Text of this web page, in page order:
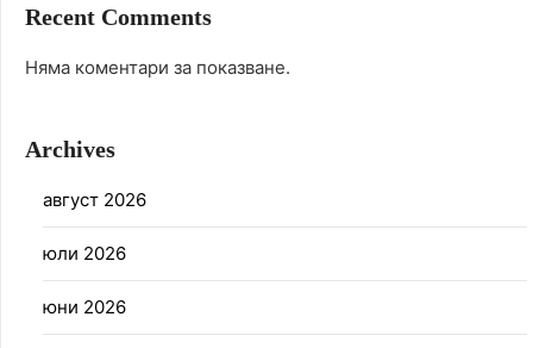
Recent Comments
Няма коментари за показване.
Archives
август 2026
юли 2026
юни 2026